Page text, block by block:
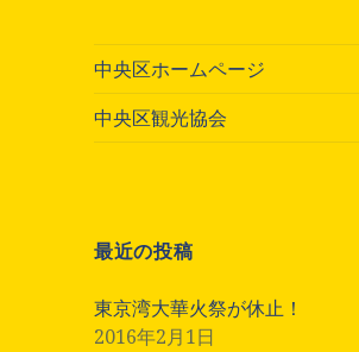
中央区ホームページ
中央区観光協会
最近の投稿
東京湾大華火祭が休止！
2016年2月1日